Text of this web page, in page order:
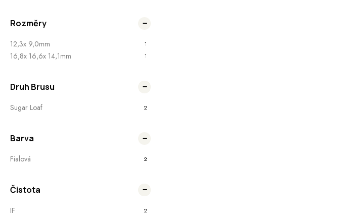
Rozměry
12,3x 9,0mm 1
16,8x 16,6x 14,1mm 1
Druh Brusu
Sugar Loaf 2
Barva
Fialová 2
Čistota
IF 2